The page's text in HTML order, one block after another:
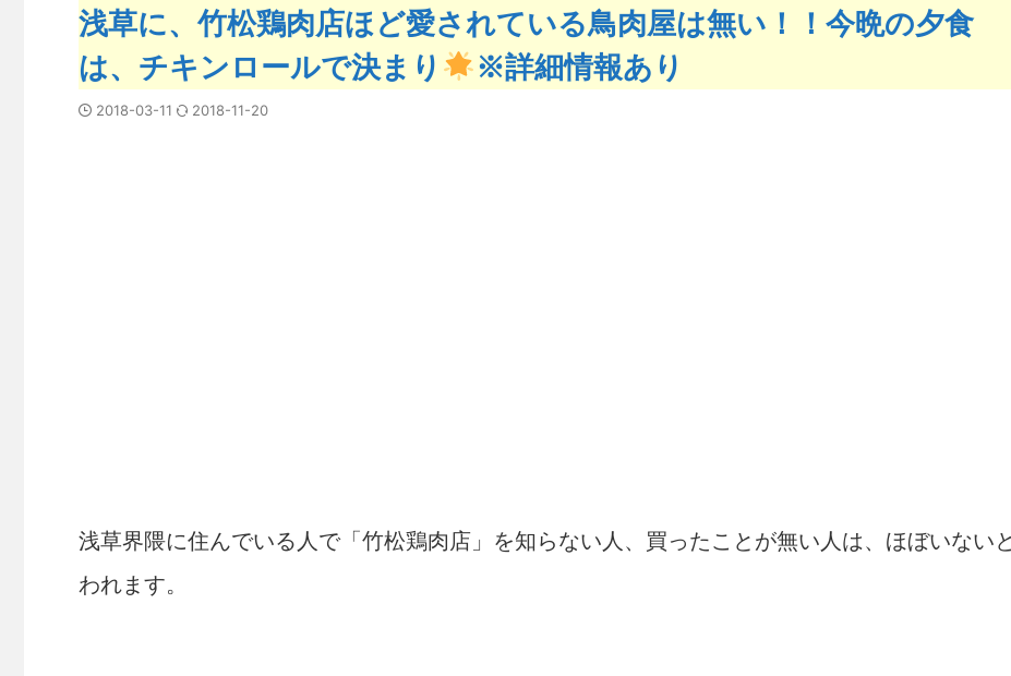
浅草に、竹松鶏肉店ほど愛されている鳥肉屋は無い！！今晩の夕食
は、チキンロールで決まり
※詳細情報あり
2018-03-11 2018-11-20
浅草界隈に住んでいる人で「竹松鶏肉店」を知らない人、買ったことが無い人は、ほぼいない
われます。